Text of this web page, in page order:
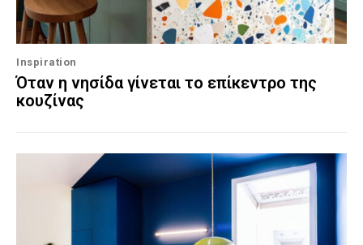
Inspiration
Όταν η νησίδα γίνεται το επίκεντρο της
κουζίνας